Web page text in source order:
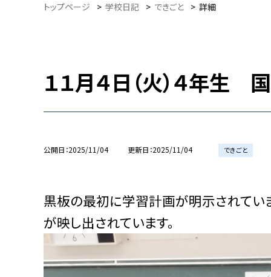
トップページ > 学校日記 > できごと > 詳細
１１月４日（火）４年生
公開日 2025/11/04 更新日 2025/11/04 できごと
黒板の最初に学習計画が明示されてい
が映し出されています。